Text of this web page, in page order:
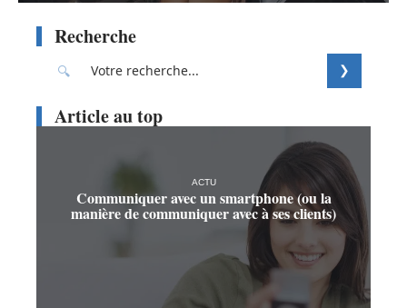
Recherche
Article au top
ACTU
Communiquer avec un smartphone (ou la
manière de communiquer avec à ses clients)